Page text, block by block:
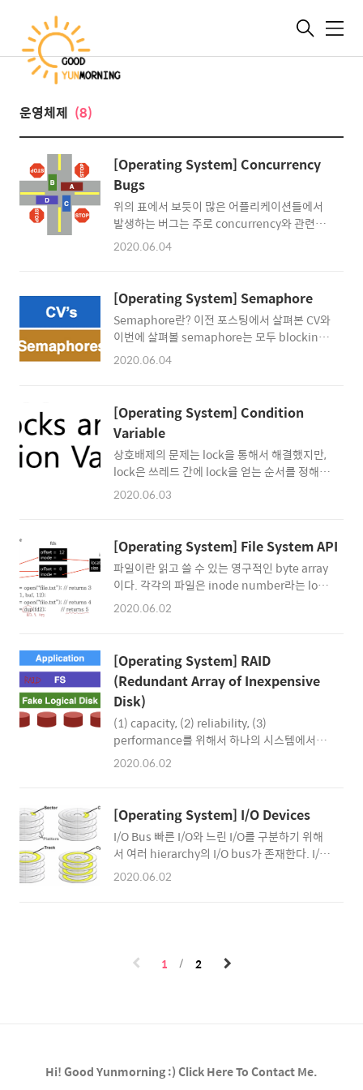
메
운영체제 (8)
[Operating System] Concurrency
Bugs
위의 표에서 보듯이 많은 어플리케이션들에서
발생하는 버그는 주로 concurrency와 관련이
있다. 이 포스팅에서는 여러 concurrency 버그
가 있을 때 서로 상대방이 끝나기만을 기다려서
어떤 것도 진행되지 못하는 상황을 의미한다. 복
잡하고 큰 시스템에서는 모듈들 간에
dependency를 파악하기가 상당히 까다롭기
때문에 데드락에 대처하기가 어렵다. 또한 많은
려운 일이다. Deadlock이 발생하는 조건 데드
락이 발생했다는 건 다음 4가지 조건이 모두 만
족 되었다는 의미이다. 이는 다시 말해서 다음 ..
2020.06.04
[Operating System] Semaphore
Semaphore란? 이전 포스팅에서 살펴본 CV와
이번에 살펴볼 semaphore는 모두 blocking
매커니즘으로 작동한다. 다시 말해서 현재 쓰레
고) 다른 쓰레드에게 컨트롤을 넘긴다. CV가 컨
디션 만족 여부를 판단하는 변수에 해당한다면,
semaphore는 wait와 post 함수를 통해 증감
하는 정수 값을 가진 변수라고 할 수 있다. int
sem_wait(sem_t *s) Semaphore의 값을 1
감소 시키고, 감소 이후의 값이 음수(readers =
가 공유 변수..
2020.06.04
[Operating System] Condition
Variable
상호배제의 문제는 lock을 통해서 해결했지만,
lock은 쓰레드 간에 lock을 얻는 순서를 정해줄
수 있는 기능은 없다. 이와 같은 ordering의 문
기다리는 공유 변수를 의미한다. 뒤에서 살펴 보
겠지만 CV가 쓰레드 간에 공유되는 state라는
점은 꼭 명심해야할 부분이다. Ex) 쓰레드에서
instruction 수행 이전에 컨디션이 만족 되었는
지를 먼저 확인하고 싶은 경우가 존재한다. 예를
에 join()을 사용한다. CV의 특징 1. 쓰레드 간
공유되는 공유 변수이므로 상호 배제가 되어야
한다...
2020.06.03
[Operating System] File System API
파일이란 읽고 쓸 수 있는 영구적인 byte array
이다. 각각의 파일은 inode number라는 low-
level 이름을 가지고 있다. (inode 하나가 file
하다. (다른 FS끼리는 같은 넘버가 사용될 수 있
음) inode number는 삭제된 뒤에는 재사용
가능하다. path inode #는 유저에게 친숙하지
않기 때문에 string file name을 따로 정의하
고 inode와 매핑시킨다. path-inode 간의 매
핑에 대한 정보는 root 파일(inode 2번)에 저장
된다. 따라서 특정 파일이나 directory를 read
할 때 root inode부터 읽어야한다. 만약 /e..
2020.06.02
[Operating System] RAID
(Redundant Array of Inexpensive
Disk)
(1) capacity, (2) reliability, (3)
performance를 위해서 하나의 시스템에서도
여러 개의 디스크를 사용한다. JBOB vs RAID
여러 개의 physical disk를 하나의 logical
disk와 같이 사용한다. user application과
FS 상에서는 마치 한 개의 disk만 다루는 듯하
게 보임. transparent, deployable 참고)
RAID에 "Inexpensive"라는 단어가 들어간 이
2020.06.02
[Operating System] I/O Devices
I/O Bus 빠른 I/O와 느린 I/O를 구분하기 위해
서 여러 hierarchy의 I/O bus가 존재한다. I/O
버스는 I/O 디바이스와 3가지 요소를 통하여 연
부에 대한 정보는 hidden black box이다. 따
라서 OS와 디바이스는 device register의 인터
2020.06.02
1 2
Hi! Good Yunmorning :) Click Here To Contact Me.